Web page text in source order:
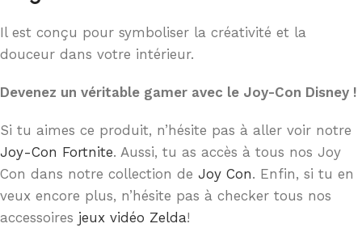
Il est conçu pour symboliser la créativité et la
douceur dans votre intérieur.
Devenez un véritable gamer avec le Joy-Con Disney !
Si tu aimes ce produit, n’hésite pas à aller voir notre
Joy-Con Fortnite. Aussi, tu as accès à tous nos Joy
Con dans notre collection de Joy Con. Enfin, si tu en
veux encore plus, n’hésite pas à checker tous nos
accessoires jeux vidéo Zelda!